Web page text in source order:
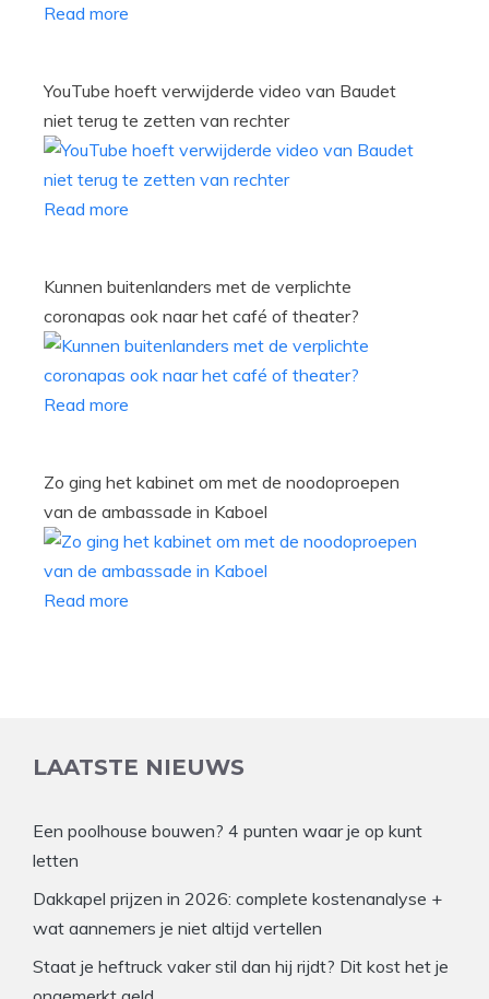
Read more
YouTube hoeft verwijderde video van Baudet
niet terug te zetten van rechter
Read more
Kunnen buitenlanders met de verplichte
coronapas ook naar het café of theater?
Read more
Zo ging het kabinet om met de noodoproepen
van de ambassade in Kaboel
Read more
LAATSTE NIEUWS
Een poolhouse bouwen? 4 punten waar je op kunt
letten
Dakkapel prijzen in 2026: complete kostenanalyse +
wat aannemers je niet altijd vertellen
Staat je heftruck vaker stil dan hij rijdt? Dit kost het je